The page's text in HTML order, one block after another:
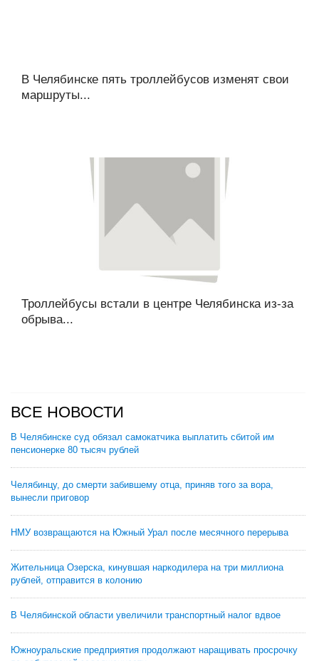
В Челябинске пять троллейбусов изменят свои
маршруты...
Троллейбусы встали в центре Челябинска из-за
обрыва...
ВСЕ НОВОСТИ
В Челябинске суд обязал самокатчика выплатить сбитой им
пенсионерке 80 тысяч рублей
Челябинцу, до смерти забившему отца, приняв того за вора,
вынесли приговор
НМУ возвращаются на Южный Урал после месячного перерыва
Жительница Озерска, кинувшая наркодилера на три миллиона
рублей, отправится в колонию
В Челябинской области увеличили транспортный налог вдвое
Южноуральские предприятия продолжают наращивать просрочку